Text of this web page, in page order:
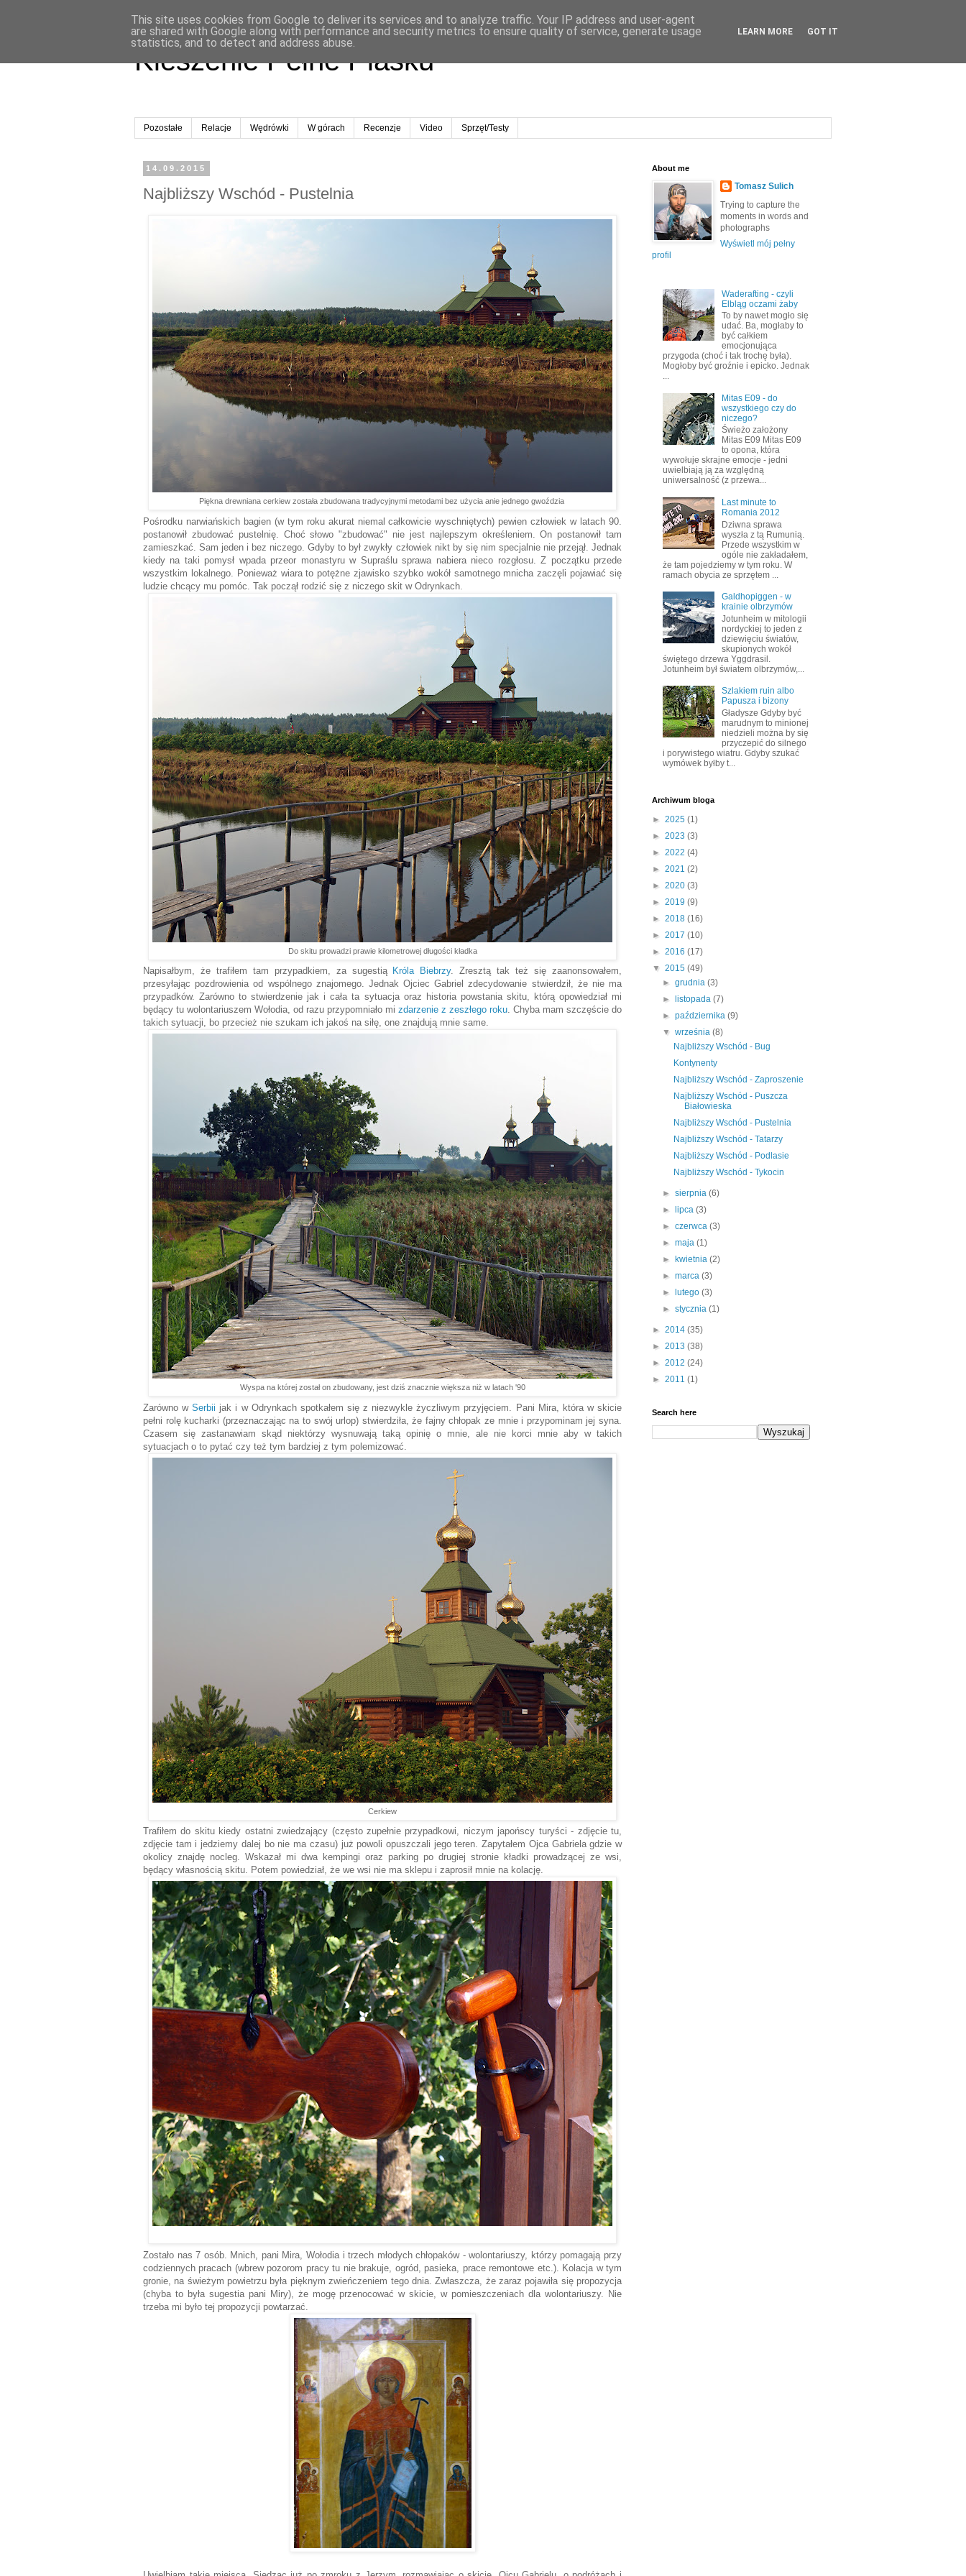
Kieszenie Pełne Piasku
Pozostałe Relacje Wędrówki W górach Recenzje Video Sprzęt/Testy
14.09.2015
Najbliższy Wschód - Pustelnia
Piękna drewniana cerkiew została zbudowana tradycyjnymi metodami bez użycia anie jednego gwoździa
Pośrodku narwiańskich bagien (w tym roku akurat niemal całkowicie wyschniętych) pewien człowiek w latach 90.
postanowił zbudować pustelnię. Choć słowo "zbudować" nie jest najlepszym określeniem. On postanowił tam
zamieszkać. Sam jeden i bez niczego. Gdyby to był zwykły człowiek nikt by się nim specjalnie nie przejął. Jednak
kiedy na taki pomysł wpada przeor monastyru w Supraślu sprawa nabiera nieco rozgłosu. Z początku przede
wszystkim lokalnego. Ponieważ wiara to potężne zjawisko szybko wokół samotnego mnicha zaczęli pojawiać się
ludzie chcący mu pomóc. Tak począł rodzić się z niczego skit w Odrynkach.
Do skitu prowadzi prawie kilometrowej długości kładka
Napisałbym, że trafiłem tam przypadkiem, za sugestią Króla Biebrzy. Zresztą tak też się zaanonsowałem,
przesyłając pozdrowienia od wspólnego znajomego. Jednak Ojciec Gabriel zdecydowanie stwierdził, że nie ma
przypadków. Zarówno to stwierdzenie jak i cała ta sytuacja oraz historia powstania skitu, którą opowiedział mi
będący tu wolontariuszem Wołodia, od razu przypomniało mi zdarzenie z zeszłego roku. Chyba mam szczęście do
takich sytuacji, bo przecież nie szukam ich jakoś na siłę, one znajdują mnie same.
Wyspa na której został on zbudowany, jest dziś znacznie większa niż w latach '90
Zarówno wSerbii jak i w Odrynkach spotkałem się z niezwykle życzliwym przyjęciem. Pani Mira, która w skicie
pełni rolę kucharki (przeznaczając na to swój urlop) stwierdziła, że fajny chłopak ze mnie i przypominam jej syna.
Czasem się zastanawiam skąd niektórzy wysnuwają taką opinię o mnie, ale nie korci mnie aby w takich
sytuacjach o to pytać czy też tym bardziej z tym polemizować.
Cerkiew
Trafiłem do skitu kiedy ostatni zwiedzający (często zupełnie przypadkowi, niczym japońscy turyści - zdjęcie tu,
zdjęcie tam i jedziemy dalej bo nie ma czasu) już powoli opuszczali jego teren. Zapytałem Ojca Gabriela gdzie w
okolicy znajdę nocleg. Wskazał mi dwa kempingi oraz parking po drugiej stronie kładki prowadzącej ze wsi,
będący własnością skitu. Potem powiedział, że we wsi nie ma sklepu i zaprosił mnie na kolację.
Zostało nas 7 osób. Mnich, pani Mira, Wołodia i trzech młodych chłopaków - wolontariuszy, którzy pomagają przy
codziennych pracach (wbrew pozorom pracy tu nie brakuje, ogród, pasieka, prace remontowe etc.). Kolacja w tym
gronie, na świeżym powietrzu była pięknym zwieńczeniem tego dnia. Zwłaszcza, że zaraz pojawiła się propozycja
(chyba to była sugestia pani Miry), że mogę przenocować w skicie, w pomieszczeniach dla wolontariuszy. Nie
trzeba mi było tej propozycji powtarzać.
About me
Tomasz Sulich
Trying to capture the
moments in words and
photographs
Wyświetl mój pełny
profil
Waderafting - czyli
Elbląg oczami żaby
To by nawet mogło się
udać. Ba, mogłaby to
być całkiem
emocjonująca
przygoda (choć i tak trochę była).
Mogłoby być groźnie i epicko. Jednak
...
Mitas E09 - do
wszystkiego czy do
niczego?
Świeżo założony
Mitas E09 Mitas E09
to opona, która
wywołuje skrajne emocje - jedni
uwielbiają ją za względną
uniwersalność (z przewa...
Last minute to
Romania 2012
Dziwna sprawa
wyszła z tą Rumunią.
Przede wszystkim w
ogóle nie zakładałem,
że tam pojedziemy w tym roku. W
ramach obycia ze sprzętem ...
Galdhopiggen - w
krainie olbrzymów
Jotunheim w mitologii
nordyckiej to jeden z
dziewięciu światów,
skupionych wokół
świętego drzewa Yggdrasil.
Jotunheim był światem olbrzymów,...
Szlakiem ruin albo
Papusza i bizony
Gładysze Gdyby być
marudnym to minionej
niedzieli można by się
przyczepić do silnego
i porywistego wiatru. Gdyby szukać
wymówek byłby t...
Archiwum bloga
► 2025 (1)
► 2023 (3)
► 2022 (4)
► 2021 (2)
► 2020 (3)
► 2019 (9)
► 2018 (16)
► 2017 (10)
► 2016 (17)
▼ 2015 (49)
►grudnia(3)
►
listopada(7)
►października(9)
▼września(8)
Najbliższy Wschód - Bug
Kontynenty
Najbliższy Wschód - Zaproszenie
Najbliższy Wschód - Puszcza
Białowieska
Najbliższy Wschód - Pustelnia
Najbliższy Wschód - Tatarzy
Najbliższy Wschód - Podlasie
Najbliższy Wschód - Tykocin
►sierpnia(6)
►
lipca(3)
►czerwca(3)
►maja(1)
►
kwietnia(2)
►marca(3)
►
lutego(3)
►stycznia(1)
► 2014 (35)
► 2013 (38)
► 2012 (24)
► 2011 (1)
Search here
This site uses cookies from Google to deliver its services and to analyze traffic. Your IP address and user-agent
are shared with Google along with performance and security metrics to ensure quality of service, generate usage
statistics, and to detect and address abuse.
LEARN MORE GOT IT